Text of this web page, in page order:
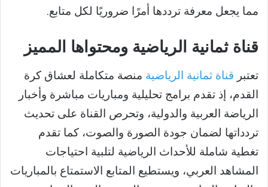
مما يجعل معرفة ترددها أمرًا ضروريًا لكل متابع.
قناة ثمانية الرياضية ومحتواها المميز
تعتبر قناة ثمانية الرياضية منصة متكاملة لعشاق كرة
القدم، إذ تقدم برامج تحليلية ومباريات مباشرة وأخبار
الرياضة العربية والدولية، وتحرص القناة على تحديث
تردداتها لضمان جودة الصورة والصوت، كما تقدم
تغطية شاملة للأحداث الرياضية لتلبية احتياجات
المشاهد العربي، ويستطيع المتابع الاستمتاع بالمباريات